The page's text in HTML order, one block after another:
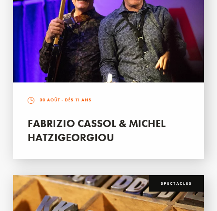
30 AOÛT - DÈS 11 ANS
FABRIZIO CASSOL & MICHEL
HATZIGEORGIOU
SPECTACLES